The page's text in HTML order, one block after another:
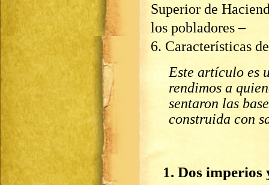
Superior de
los pobladores –
6. Características
Este artículo es
rendimos a
sentaron las
construida con
1. Dos